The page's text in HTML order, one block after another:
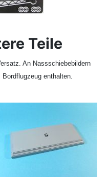
Teile
An Nassschiebebildern
enthalten.